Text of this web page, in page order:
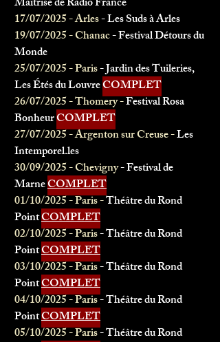
17/07/2025 - Arles- Les Suds à Arles
19/07/2025 - Chanac- Festival Détours du
Monde
25/07/2025 - Paris- Jardin des Tuileries,
Les Étés du LouvreCOMPLET
26/07/2025 - Thomery -Festival Rosa
BonheurCOMPLET
27/07/2025 - Argenton sur Creuse -Les
Intemporel.les
30/09/2025 - Chevigny- Festival de
MarneCOMPLET
01/10/2025 - Paris -Théâtre du Rond
PointCOMPLET
02/10/2025 - Paris- Théâtre du Rond
PointCOMPLET
03/10/2025 - Paris- Théâtre du Rond
PointCOMPLET
04/10/2025 - Paris- Théâtre du Rond
PointCOMPLET
05/10/2025 - Paris- Théâtre du Rond